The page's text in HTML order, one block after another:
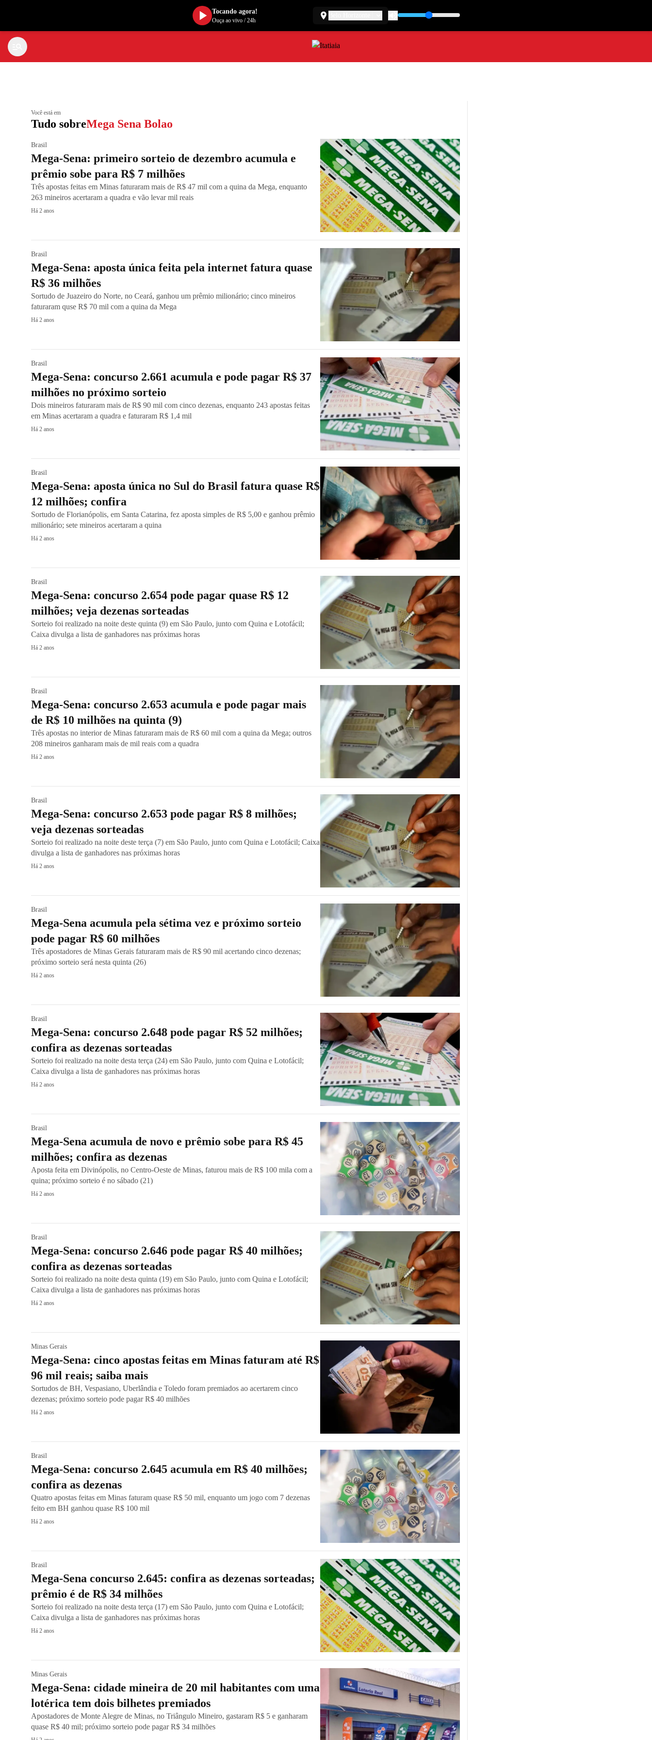
Você está em
Tudo sobreMega Sena Bolao
Brasil
Mega-Sena: primeiro sorteio de dezembro acumula e
prêmio sobe para R$ 7 milhões
Três apostas feitas em Minas faturaram mais de R$ 47 mil com a quina da Mega, enquanto
263 mineiros acertaram a quadra e vão levar mil reais
Há 2 anos
Brasil
Mega-Sena: aposta única feita pela internet fatura quase
R$ 36 milhões
Sortudo de Juazeiro do Norte, no Ceará, ganhou um prêmio milionário; cinco mineiros
faturaram quse R$ 70 mil com a quina da Mega
Há 2 anos
Brasil
Mega-Sena: concurso 2.661 acumula e pode pagar R$ 37
milhões no próximo sorteio
Dois mineiros faturaram mais de R$ 90 mil com cinco dezenas, enquanto 243 apostas feitas
em Minas acertaram a quadra e faturaram R$ 1,4 mil
Há 2 anos
Brasil
Mega-Sena: aposta única no Sul do Brasil fatura quase R$
12 milhões; confira
Sortudo de Florianópolis, em Santa Catarina, fez aposta simples de R$ 5,00 e ganhou prêmio
milionário; sete mineiros acertaram a quina
Há 2 anos
Brasil
Mega-Sena: concurso 2.654 pode pagar quase R$ 12
milhões; veja dezenas sorteadas
Sorteio foi realizado na noite deste quinta (9) em São Paulo, junto com Quina e Lotofácil;
Caixa divulga a lista de ganhadores nas próximas horas
Há 2 anos
Brasil
Mega-Sena: concurso 2.653 acumula e pode pagar mais
de R$ 10 milhões na quinta (9)
Três apostas no interior de Minas faturaram mais de R$ 60 mil com a quina da Mega; outros
208 mineiros ganharam mais de mil reais com a quadra
Há 2 anos
Brasil
Mega-Sena: concurso 2.653 pode pagar R$ 8 milhões;
veja dezenas sorteadas
Sorteio foi realizado na noite deste terça (7) em São Paulo, junto com Quina e Lotofácil; Caixa
divulga a lista de ganhadores nas próximas horas
Há 2 anos
Brasil
Mega-Sena acumula pela sétima vez e próximo sorteio
pode pagar R$ 60 milhões
Três apostadores de Minas Gerais faturaram mais de R$ 90 mil acertando cinco dezenas;
próximo sorteio será nesta quinta (26)
Há 2 anos
Brasil
Mega-Sena: concurso 2.648 pode pagar R$ 52 milhões;
confira as dezenas sorteadas
Sorteio foi realizado na noite desta terça (24) em São Paulo, junto com Quina e Lotofácil;
Caixa divulga a lista de ganhadores nas próximas horas
Há 2 anos
Brasil
Mega-Sena acumula de novo e prêmio sobe para R$ 45
milhões; confira as dezenas
Aposta feita em Divinópolis, no Centro-Oeste de Minas, faturou mais de R$ 100 mila com a
quina; próximo sorteio é no sábado (21)
Há 2 anos
Brasil
Mega-Sena: concurso 2.646 pode pagar R$ 40 milhões;
confira as dezenas sorteadas
Sorteio foi realizado na noite desta quinta (19) em São Paulo, junto com Quina e Lotofácil;
Caixa divulga a lista de ganhadores nas próximas horas
Há 2 anos
Minas Gerais
Mega-Sena: cinco apostas feitas em Minas faturam até R$
96 mil reais; saiba mais
Sortudos de BH, Vespasiano, Uberlândia e Toledo foram premiados ao acertarem cinco
dezenas; próximo sorteio pode pagar R$ 40 milhões
Há 2 anos
Brasil
Mega-Sena: concurso 2.645 acumula em R$ 40 milhões;
confira as dezenas
Quatro apostas feitas em Minas faturam quase R$ 50 mil, enquanto um jogo com 7 dezenas
feito em BH ganhou quase R$ 100 mil
Há 2 anos
Brasil
Mega-Sena concurso 2.645: confira as dezenas sorteadas;
prêmio é de R$ 34 milhões
Sorteio foi realizado na noite desta terça (17) em São Paulo, junto com Quina e Lotofácil;
Caixa divulga a lista de ganhadores nas próximas horas
Há 2 anos
Minas Gerais
Mega-Sena: cidade mineira de 20 mil habitantes com uma
lotérica tem dois bilhetes premiados
Apostadores de Monte Alegre de Minas, no Triângulo Mineiro, gastaram R$ 5 e ganharam
quase R$ 40 mil; próximo sorteio pode pagar R$ 34 milhões
Tocando agora!
Ouça ao vivo/24h